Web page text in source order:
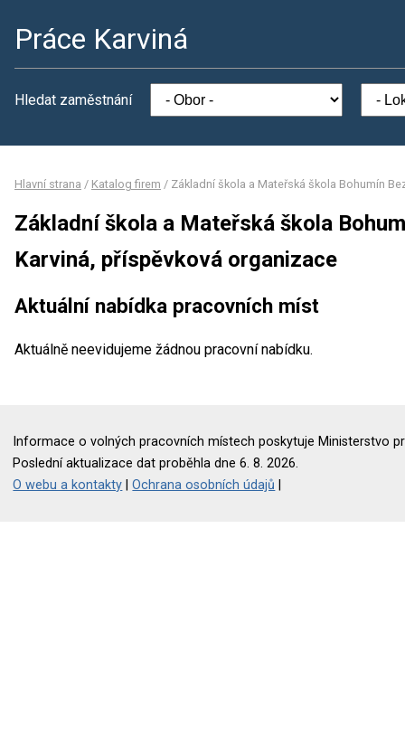
Práce Karviná
Hledat zaměstnání
Hlavní strana / Katalog firem / Základní škola a Mateřská škola Bohumín
Základní škola a Mateřská škola
Karviná, příspěvková organizace
Aktuální nabídka pracovních míst
Aktuálně neevidujeme žádnou pracovní nabídku.
Informace o volných pracovních místech poskytuje Ministerstvo
Poslední aktualizace dat proběhla dne 6. 8. 2026.
O webu a kontakty |Ochrana osobních údajů